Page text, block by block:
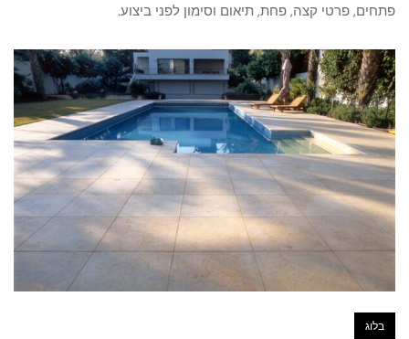
פתחים, פרטי קצה, פחת, תיאום וסימון לפני ביצוע.
בלוג